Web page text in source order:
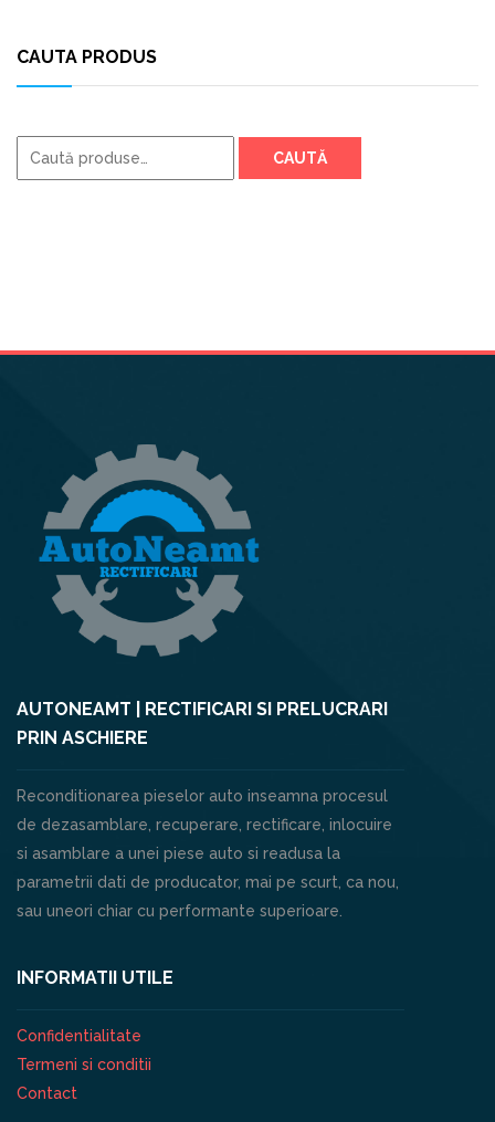
CAUTA PRODUS
Caută
după:
CAUTĂ
AUTONEAMT | RECTIFICARI SI PRELUCRARI
PRIN ASCHIERE
Reconditionarea pieselor auto inseamna procesul
de dezasamblare, recuperare, rectificare, inlocuire
si asamblare a unei piese auto si readusa la
parametrii dati de producator, mai pe scurt, ca nou,
sau uneori chiar cu performante superioare.
INFORMATII UTILE
Confidentialitate
Termeni si conditii
Contact